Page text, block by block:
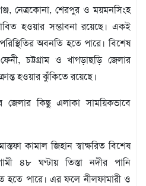
নেত্রকোনা, শেরপুর ও ময়মনসিংহ
হওয়ার সম্ভাবনা রয়েছে। একই
অবনতি হতে পারে। বিশেষ
চট্টগ্রাম ও খাগড়াছড়ি জেলার
হওয়ার ঝুঁকিতে রয়েছে।
জেলার কিছু এলাকা সাময়িকভাবে
কামাল জিহান স্বাক্ষরিত বিশেষ
৪৮ ঘণ্টায় তিস্তা নদীর পানি
হতে পারে। এর ফলে নীলফামারী ও